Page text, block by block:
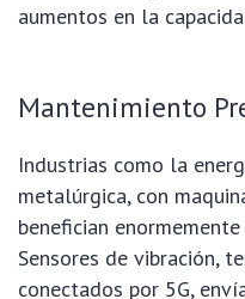
aumentos en la
Mantenimiento
Industrias como la
metalúrgica, con
benefician
Sensores de vibración,
conectados por 5G,